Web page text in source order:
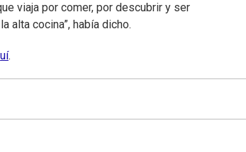
viaja por comer, por descubrir y ser
alta cocina”, había dicho.
.